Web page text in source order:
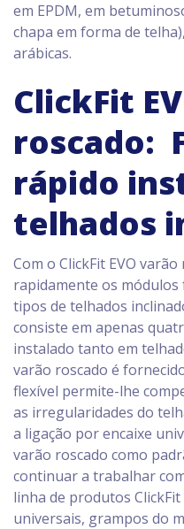
em EPDM, em
chapa em forma de
arábicas.
ClickFit
roscado:
rápido
telhados
Com o ClickFit EVO
rapidamente os
tipos de telhados
consiste em apenas
instalado tanto em
varão roscado é
flexível permite-lhe
as irregularidades do
a ligação por encaixe
varão roscado como
continuar a trabalhar
linha de produtos ClickFit
universais, grampos do